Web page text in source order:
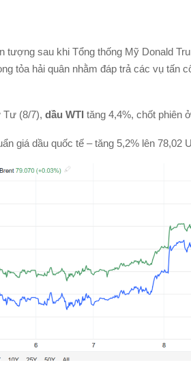
tượng sau khi Tổng thống Mỹ Donald
tỏa hải quân nhằm đáp trả các vụ tấn
Tư (8/7), dầu WTI tăng 4,4%, chốt phiên
giá dầu quốc tế – tăng 5,2% lên 78,02